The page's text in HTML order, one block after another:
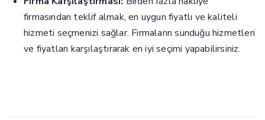
firmasından teklif almak, en uygun fiyatlı ve kaliteli
hizmeti seçmenizi sağlar. Firmaların sunduğu hizmetleri
ve fiyatları karşılaştırarak en iyi seçimi yapabilirsiniz.